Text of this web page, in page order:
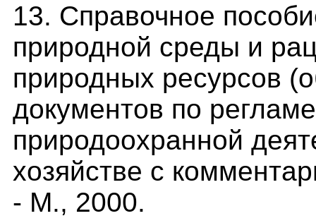
13. Справочное
природной среды и
природных ресурсов
документов по
природоохранной
хозяйстве с
- М., 2000.